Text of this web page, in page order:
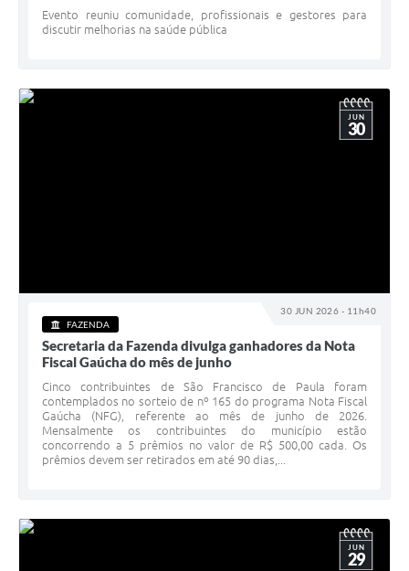
Evento reuniu comunidade, profissionais e gestores para
discutir melhorias na saúde pública
30 JUN 2026 - 11h40
JUN
30
FAZENDA
Secretaria da Fazenda divulga ganhadores da Nota
Fiscal Gaúcha do mês de junho
Cinco contribuintes de São Francisco de Paula foram
contemplados no sorteio de nº 165 do programa Nota Fiscal
Gaúcha (NFG), referente ao mês de junho de 2026.
Mensalmente os contribuintes do município estão
concorrendo a 5 prêmios no valor de R$ 500,00 cada. Os
prêmios devem ser retirados em até 90 dias,...
JUN
29